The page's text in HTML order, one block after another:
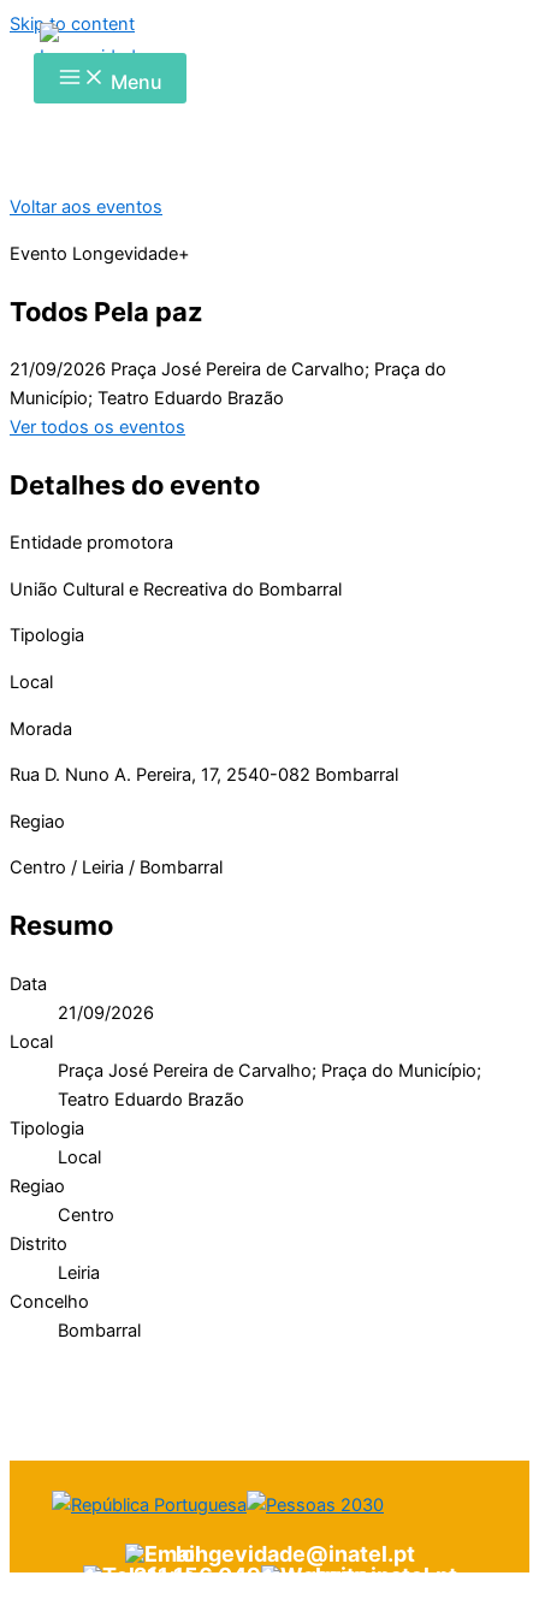
Skip to content
Menu
Voltar aos eventos
Evento Longevidade+
Todos Pela paz
21/09/2026 Praça José Pereira de Carvalho; Praça do
Município; Teatro Eduardo Brazão
Ver todos os eventos
Detalhes do evento
Entidade promotora
União Cultural e Recreativa do Bombarral
Tipologia
Local
Morada
Rua D. Nuno A. Pereira, 17, 2540-082 Bombarral
Regiao
Centro / Leiria / Bombarral
Resumo
Data
21/09/2026
Local
Praça José Pereira de Carvalho; Praça do Município;
Teatro Eduardo Brazão
Tipologia
Local
Regiao
Centro
Distrito
Leiria
Concelho
Bombarral
longevidade@inatel.pt
211 156 049
www.inatel.pt